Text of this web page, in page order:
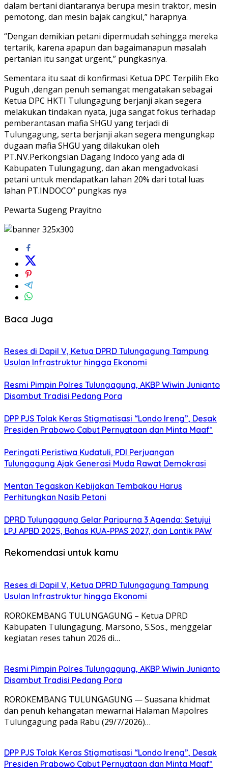
dalam bertani diantaranya berupa mesin traktor, mesin
pemotong, dan mesin bajak cangkul,” harapnya.
“Dengan demikian petani dipermudah sehingga mereka
tertarik, karena apapun dan bagaimanapun masalah
pertanian itu sangat urgent,” pungkasnya.
Sementara itu saat di konfirmasi Ketua DPC Terpilih Eko
Puguh ,dengan penuh semangat mengatakan sebagai
Ketua DPC HKTI Tulungagung berjanji akan segera
melakukan tindakan nyata, juga sangat fokus terhadap
pemberantasan mafia SHGU yang terjadi di
Tulungagung, serta berjanji akan segera mengungkap
dugaan mafia SHGU yang dilakukan oleh
PT.NV.Perkongsian Dagang Indoco yang ada di
Kabupaten Tulungagung, dan akan mengadvokasi
petani untuk mendapatkan lahan 20% dari total luas
lahan PT.INDOCO” pungkas nya
Pewarta Sugeng Prayitno
Baca Juga
Reses di Dapil V, Ketua DPRD Tulungagung Tampung
Usulan Infrastruktur hingga Ekonomi
Resmi Pimpin Polres Tulungagung, AKBP Wiwin Junianto
Disambut Tradisi Pedang Pora
DPP PJS Tolak Keras Stigmatisasi “Londo Ireng”, Desak
Presiden Prabowo Cabut Pernyataan dan Minta Maaf*
Peringati Peristiwa Kudatuli, PDI Perjuangan
Tulungagung Ajak Generasi Muda Rawat Demokrasi
Mentan Tegaskan Kebijakan Tembakau Harus
Perhitungkan Nasib Petani
DPRD Tulungagung Gelar Paripurna 3 Agenda: Setujui
LPJ APBD 2025, Bahas KUA-PPAS 2027, dan Lantik PAW
Rekomendasi untuk kamu
Reses di Dapil V, Ketua DPRD Tulungagung Tampung
Usulan Infrastruktur hingga Ekonomi
ROROKEMBANG TULUNGAGUNG – Ketua DPRD
Kabupaten Tulungagung, Marsono, S.Sos., menggelar
kegiatan reses tahun 2026 di…
Resmi Pimpin Polres Tulungagung, AKBP Wiwin Junianto
Disambut Tradisi Pedang Pora
ROROKEMBANG TULUNGAGUNG — Suasana khidmat
dan penuh kehangatan mewarnai Halaman Mapolres
Tulungagung pada Rabu (29/7/2026)…
DPP PJS Tolak Keras Stigmatisasi “Londo Ireng”, Desak
Presiden Prabowo Cabut Pernyataan dan Minta Maaf*